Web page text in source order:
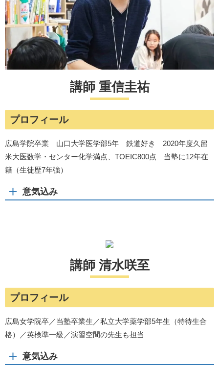
講師 重信圭祐
プロフィール
広島学院卒業 山口大学医学部5年 鉄道好き 2020年度久留
米大医数学・センター化学満点、TOEIC800点 当塾に12年在
籍（生徒歴7年強）
意気込み
講師 清水咲至
プロフィール
広島女学院卒／当塾卒業生／私立大学薬学部5年生（特待生合
格）／英検準一級／演習空間の先生も担当
意気込み